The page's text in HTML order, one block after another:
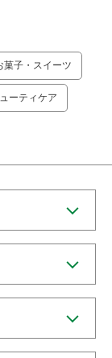
菓子・スイーツ
ーティケア